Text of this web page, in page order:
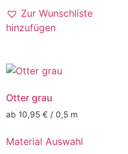
Zur Wunschliste
hinzufügen
Otter grau
ab 10,95 € / 0,5 m
Material Auswahl